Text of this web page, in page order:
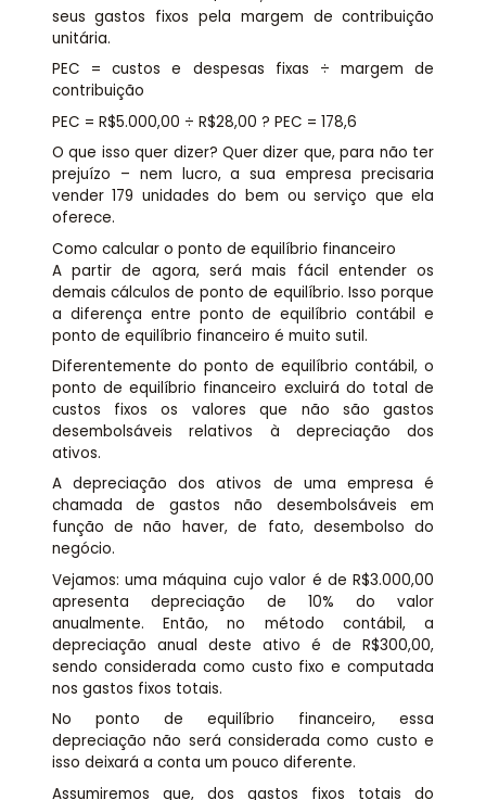
seus gastos fixos pela margem de contribuição
unitária.
PEC = custos e despesas fixas ÷ margem de
contribuição
PEC = R$5.000,00 ÷ R$28,00 ? PEC = 178,6
O que isso quer dizer? Quer dizer que, para não ter
prejuízo – nem lucro, a sua empresa precisaria
vender 179 unidades do bem ou serviço que ela
oferece.
Como calcular o ponto de equilíbrio financeiro
A partir de agora, será mais fácil entender os
demais cálculos de ponto de equilíbrio. Isso porque
a diferença entre ponto de equilíbrio contábil e
ponto de equilíbrio financeiro é muito sutil.
Diferentemente do ponto de equilíbrio contábil, o
ponto de equilíbrio financeiro excluirá do total de
custos fixos os valores que não são gastos
desembolsáveis relativos à depreciação dos
ativos.
A depreciação dos ativos de uma empresa é
chamada de gastos não desembolsáveis em
função de não haver, de fato, desembolso do
negócio.
Vejamos: uma máquina cujo valor é de R$3.000,00
apresenta depreciação de 10% do valor
anualmente. Então, no método contábil, a
depreciação anual deste ativo é de R$300,00,
sendo considerada como custo fixo e computada
nos gastos fixos totais.
No ponto de equilíbrio financeiro, essa
depreciação não será considerada como custo e
isso deixará a conta um pouco diferente.
Assumiremos que, dos gastos fixos totais do